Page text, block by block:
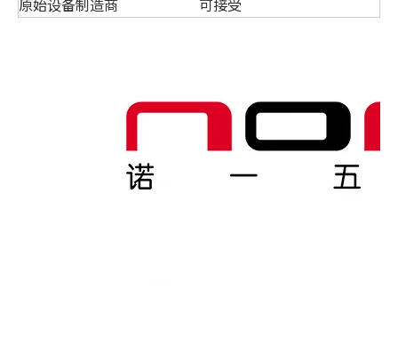
原始设备制造商
可接受